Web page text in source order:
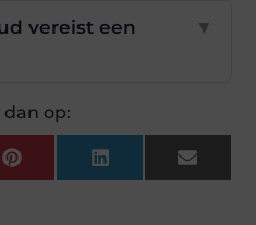
vereist een
▼
op:
PinterestLinkedInEmail